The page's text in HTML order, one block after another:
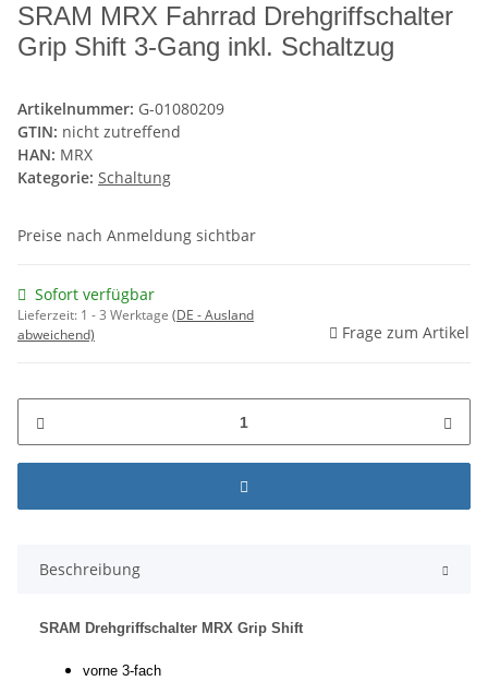
SRAM MRX Fahrrad Drehgriffschalter
Grip Shift 3-Gang inkl. Schaltzug
Artikelnummer: G-01080209
GTIN: nicht zutreffend
HAN: MRX
Kategorie: Schaltung
Preise nach Anmeldung sichtbar
Sofort verfügbar
Lieferzeit: 1 - 3 Werktage (DE - Ausland
abweichend)
Frage zum Artikel
Beschreibung
SRAM Drehgriffschalter MRX Grip Shift
vorne 3-fach